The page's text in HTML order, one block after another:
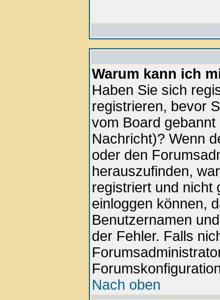
Warum kann ich
Haben Sie sich
registrieren, bevor
vom Board
Nachricht)? Wenn
oder den
herauszufinden,
registriert und nicht
einloggen können,
Benutzernamen
der Fehler. Falls
Nach oben